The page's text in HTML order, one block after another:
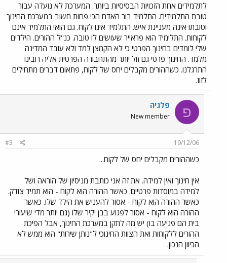
לתלמידים אחת הזכויות הבסיסיות ביותר. המערכת לא נועדה עבור
טובת התלמידים. התלמיד בור האדם הכי פחות חשוב במערכת החינוך
וטובתו אינה מעניינת איש. התלמיד אינו לקוח. גם הואי התלמיד אינם
לקוחות. התלימיד הוא פראייר שעושים לו טובה. כנ''ל ההורים. הילדים
שלי לומדים בחינוך הפרטי כי לא הקמצן למד ולא עובד המדינה
מלמד. החינוך פרטי גם זול יותר מהתחבורה הפרטית אליה רובינו
התרגלנו. כשההורים מקבלים יחס של לקוח, פתאום דברים מתחילים
לזוז.
פ פלגיה
New member
19/12/06
#3
כשההורים מקבלים יחס של לקוח...
אין חינוך ואין למידה. את זה אני כותבת מניסיון של הוראה ושל
למידה במוסדות פרטיים. כאשר ההורה הוא לקוח - הוא תמיד צודק.
כאשר ההורה הוא לקוח - אסור להעניש את הילד שלו. כאשר
ההורה הוא לקוח - אסור לפגוע בבן יקיר שלו (גם יותר מדי שיעורי
בית הם פגיעה בו) יש מה לתקן במערכת החינוך, אבל הפיכת
ההורים ללקוחות ואת הצוות החינוכי ל"נותן שירות" הוא ממש לא
הכיוון הנכון.